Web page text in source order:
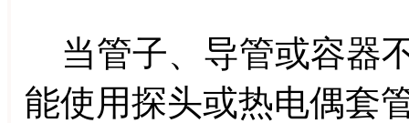
当管子、导管或容器
能使用探头或热电偶套